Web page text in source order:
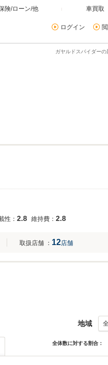
険/ローン/他 車買取
ログイン
ガヤルドスパイダー
性： 2.8 維持費： 2.8
取扱店舗 ： 12店舗
地域
全体数に対する割合：